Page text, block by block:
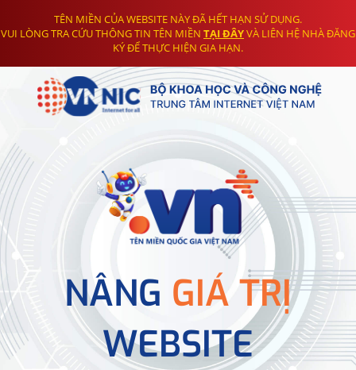
TÊN MIỀN CỦA WEBSITE NÀY ĐÃ HẾT HẠN SỬ DỤNG.
VUI LÒNG TRA CỨU THÔNG TIN TÊN MIỀN TẠI ĐÂYVÀ LIÊN HỆ NHÀ ĐĂNG
KÝ ĐỂ THỰC HIỆN GIA HẠN.
NÂNG GIÁ TRỊ
WEBSITE